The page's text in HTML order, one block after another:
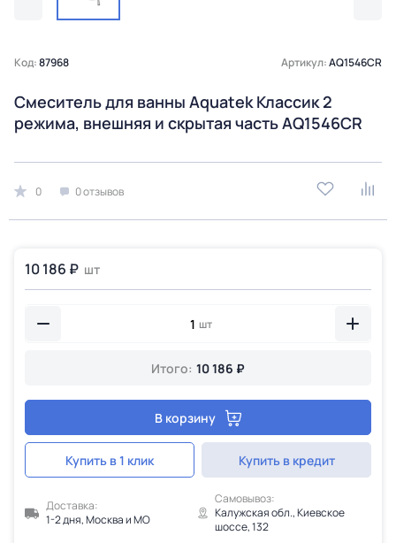
Код:87968 Артикул:AQ1546CR
Смеситель для ванны Aquatek Классик 2
режима, внешняя и скрытая часть AQ1546CR
0 0 отзывов
10 186 ₽ шт
шт
Итого: 10 186 ₽
В корзину
Купить в 1 клик Купить в кредит
Доставка:
1-2 дня, Москва и МО
Самовывоз:
Калужская обл., Киевское
шоссе, 132